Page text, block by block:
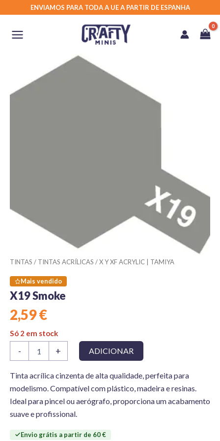
content
ENVIAMOS PARA TODA A UE A PARTIR DE ESPANHA
TINTAS / TINTAS ACRÍLICAS /X Y XF ACRYLIC | TAMIYA
Mais vendido
X19 Smoke
2,59€
Só 2 em stock
-
Smoke
+ ADICIONAR
Tinta acrílica cinzenta de alta qualidade, perfeita para
modelismo. Compatível com plástico, madeira e resinas.
Ideal para pincel ou aerógrafo, proporciona um acabamento
suave e profissional.
Envio grátis a partir de 60 €